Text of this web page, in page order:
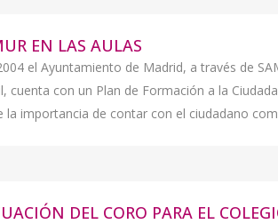
EN LAS AULAS
el Ayuntamiento de Madrid, a través de
cuenta con un Plan de Formación a la
la importancia de contar con el ciudadano
DEL CORO PARA EL